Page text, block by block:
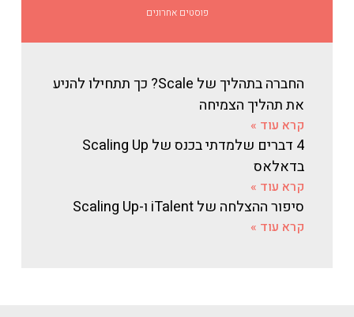
פוסטים אחרונים
החברה בתהליך של Scale? כך תתחילו להניע
את תהליך הצמיחה
קרא עוד »
4 דברים שלמדתי בכנס של Scaling Up
בדאלאס
קרא עוד »
סיפור ההצלחה של iTalent ו-Scaling Up
קרא עוד »